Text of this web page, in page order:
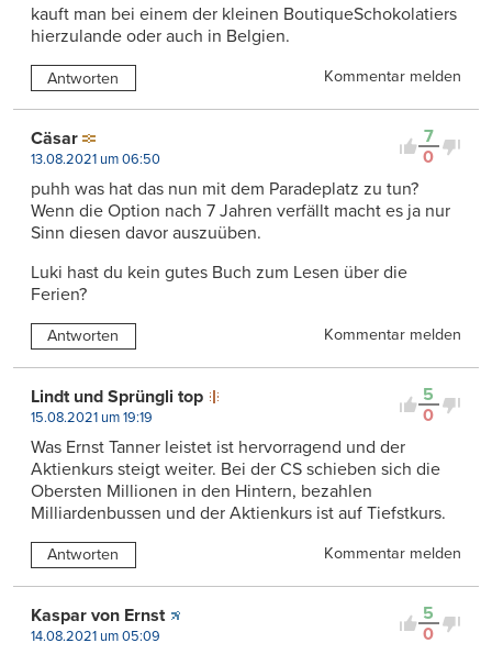
kauft man bei einem der kleinen BoutiqueSchokolatiers
hierzulande oder auch in Belgien.
Antworten Kommentar melden
7
0
Cäsar
13.08.2021 um 06:50
puhh was hat das nun mit dem Paradeplatz zu tun?
Wenn die Option nach 7 Jahren verfällt macht es ja nur
Sinn diesen davor auszuüben.
Luki hast du kein gutes Buch zum Lesen über die
Ferien?
Antworten Kommentar melden
5
0
Lindt und Sprüngli top
15.08.2021 um 19:19
Was Ernst Tanner leistet ist hervorragend und der
Aktienkurs steigt weiter. Bei der CS schieben sich die
Obersten Millionen in den Hintern, bezahlen
Milliardenbussen und der Aktienkurs ist auf Tiefstkurs.
Antworten Kommentar melden
5
0
Kaspar von Ernst
14.08.2021 um 05:09